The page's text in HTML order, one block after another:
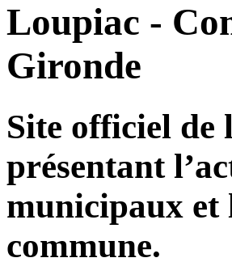
Loupiac -
Gironde
Site officiel de
présentant
municipaux et
commune.